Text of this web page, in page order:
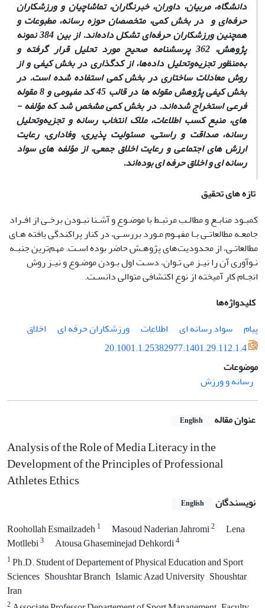
دانشگاه، مربیان، داوران، خبرنگاران، تماشاچیان و ورزشکاران
حرفه‌ای و در بخش کمی، متخصصان حوزه رسانه، مطبوعات و
همچنین ورزشکاران حرفه‌ای تشکل داده‌اند. از بین 384 نمونه
پژوهش، 362 پرسشنامه صحیح مورد تحلیل قرار گرفته و
به‌منظور تجزیه‌وتحلیل داده‌ها، از کدگذاری در بخش کیفی و از
روش معادلات ساختاری در بخش کمی استفاده شده است. در
بخش کیفی پژوهش مقوله ­ها در قالب 45 کد مفهومی و 8 مقوله
فرعی استخراج شده‌اند. در بخش کمی مشخص شد که مؤلفه ­
های، منبع کسب اطلاعات، ملاک انتخاب رسانه و تجزیه‌وتحلیل
رسانه، صداقت و راستی، مسئولیت­ پذیری، وفاداری، رعایت
ارزش ­های اجتماعی و رعایت اخلاق جمعی، از مؤلفه ­های سواد
رسانه ­ای و اخلاق حرفه ­ای بوده‌اند.
تازه های تحقیق
کمبـود منابـع و مطالـب مرتبـط با موضـوع و آشـنا نبـودن برخـی از افـراد
جامعـه مطالعاتـی بـا مفهـوم مـورد بررسـی، در کنار پراکندگی یافته ­هـای
مطالعاتـی، از محدودیت‌های پژوهـش حاضر بوده اسـت. مهم‌ترین جنبـه
نـوآوری آن را نیـز می ­تـوان، دسـت­ اول بـودن موضـوع و نیـز روش
انجـام کار آمیخته از نوع اکتشافی متوالی دانسـت.
کلیدواژه‌ها
پیام
سواد رسانه ای اطلاعات ورزشکاران حرفه ای
اخلاق
20.1001.1.25382977.1401.29.112.1.4
موضوعات
رسانه و ورزش
عنوان مقاله English
Analysis of the Role of Media Literacy in the
Development of the Principles of Professional
Athletes Ethics
نویسندگان English
Roohollah Esmailzadeh1 Masoud Naderian Jahromi2
Lena
Motllebi3 Atousa Ghaseminejad Dehkordi4
1Ph.D. Student of Departement of Physical Education and Sport
Sciences , Shoushtar Branch , Islamic Azad University , Shoushtar,
Iran
2